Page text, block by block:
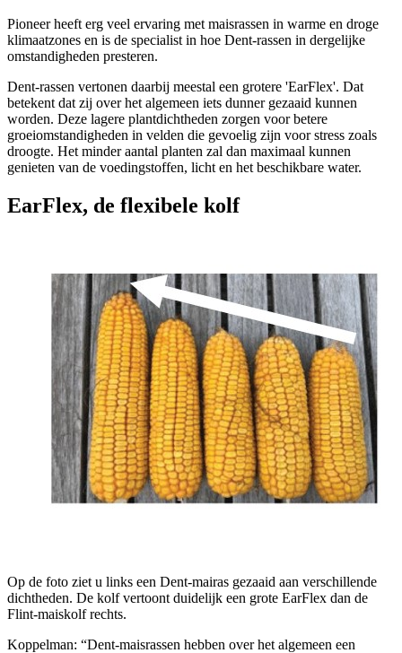
Pioneer heeft erg veel ervaring met maisrassen in warme en droge
klimaatzones en is de specialist in hoe Dent-rassen in dergelijke
omstandigheden presteren.
Dent-rassen vertonen daarbij meestal een grotere 'EarFlex'. Dat
betekent dat zij over het algemeen iets dunner gezaaid kunnen
worden. Deze lagere plantdichtheden zorgen voor betere
groeiomstandigheden in velden die gevoelig zijn voor stress zoals
droogte. Het minder aantal planten zal dan maximaal kunnen
genieten van de voedingstoffen, licht en het beschikbare water.
EarFlex, de flexibele kolf
Op de foto ziet u links een Dent-mairas gezaaid aan verschillende
dichtheden. De kolf vertoont duidelijk een grote EarFlex dan de
Flint-maiskolf rechts.
Koppelman: “Dent-maisrassen hebben over het algemeen een